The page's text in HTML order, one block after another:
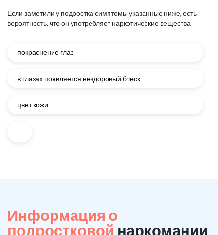
Если заметили у подростка симптомы указанные ниже, есть
вероятность, что он употребляет наркотические вещества
покраснение глаз
в глазах появляется нездоровый блеск
цвет кожи
...
Информация о
подростковой наркомании